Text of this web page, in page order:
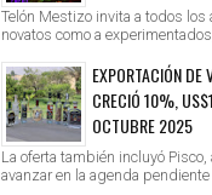
Telón Mestizo invita a todos
novatos como a
EXPORTACIÓN
CRECIÓ 10%,
OCTUBRE 2025
La oferta también incluyó
avanzar en la agenda